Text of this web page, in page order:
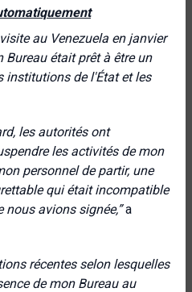
au Venezuela en janvier
était prêt à être un
institutions de l'État et les
les autorités ont
les activités de mon
personnel de partir, une
qui était incompatible
nous avions signée,”a
récentes selon lesquelles
de mon Bureau au